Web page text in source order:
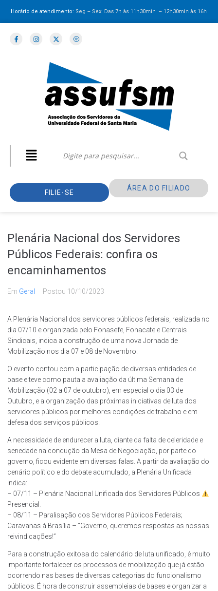
Horário de atendimento: Seg – Sex: Das 7h às 11h30min – 12h30minàs 16h
FILIE-SE
ÁREA DO FILIADO
Plenária Nacional dos Servidores
Públicos Federais: confira os
encaminhamentos
Em Geral Postou 10/10/2023
A Plenária Nacional dos servidores públicos federais, realizada no
dia 07/10 e organizada pelo Fonasefe, Fonacate e Centrais
Sindicais, indica a construção de uma nova Jornada de
Mobilização nos dia 07 e 08 de Novembro.
O evento contou com a participação de diversas entidades de
base e teve como pauta a avaliação da última Semana de
Mobilização (02 a 07 de outubro), em especial o dia 03 de
Outubro, e a organização das próximas iniciativas de luta dos
servidores públicos por melhores condições de trabalho e em
defesa dos serviços públicos.
A necessidade de endurecer a luta, diante da falta de celeridade e
seriedade na condução da Mesa de Negociação, por parte do
governo, ficou evidente em diversas falas. A partir da avaliação do
cenário político e do debate acumulado, a Plenária Unificada
indica:
– 07/11 – Plenária Nacional Unificada dos Servidores Públicos
Presencial.
– 08/11 – Paralisação dos Servidores Públicos Federais;
Caravanas à Brasília – “Governo, queremos respostas as nossas
reivindicações!”
Para a construção exitosa do calendário de luta unificado, é muito
importante fortalecer os processos de mobilização que já estão
ocorrendo nas bases de diversas categorias do funcionalismo
públicos. É hora de construir assembleias de bases e organizar a